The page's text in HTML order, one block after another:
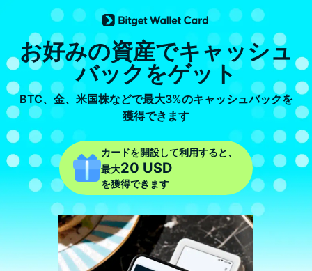
お好みの資産でキャッシュ
バックをゲット
BTC、金、米国株などで最大3%のキャッシュバックを
獲得できます
カードを開設して利用すると、
最大20 USD
を獲得できます